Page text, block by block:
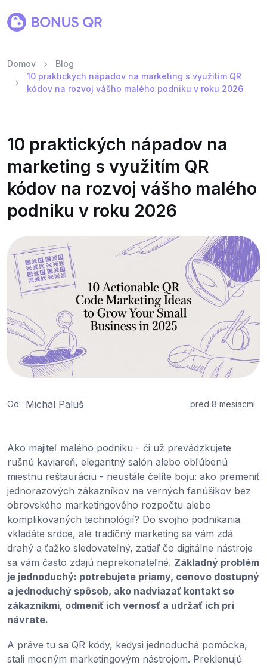
Domov
Blog
10 praktických nápadov na marketing s využitím QR
kódov na rozvoj vášho malého podniku v roku 2026
10 praktických nápadov na
marketing s využitím QR
kódov na rozvoj vášho malého
podniku v roku 2026
Od: Michal Paluš pred 8 mesiacmi
Ako majiteľ malého podniku - či už prevádzkujete
rušnú kaviareň, elegantný salón alebo obľúbenú
miestnu reštauráciu - neustále čelíte boju: ako premeniť
jednorazových zákazníkov na verných fanúšikov bez
obrovského marketingového rozpočtu alebo
komplikovaných technológií? Do svojho podnikania
vkladáte srdce, ale tradičný marketing sa vám zdá
drahý a ťažko sledovateľný, zatiaľ čo digitálne nástroje
sa vám často zdajú neprekonateľné. Základný problém
je jednoduchý: potrebujete priamy, cenovo dostupný
a jednoduchý spôsob, ako nadviazať kontakt so
zákazníkmi, odmeniť ich vernosť a udržať ich pri
návrate.
A práve tu sa QR kódy, kedysi jednoduchá pomôcka,
stali mocným marketingovým nástrojom. Preklenujú